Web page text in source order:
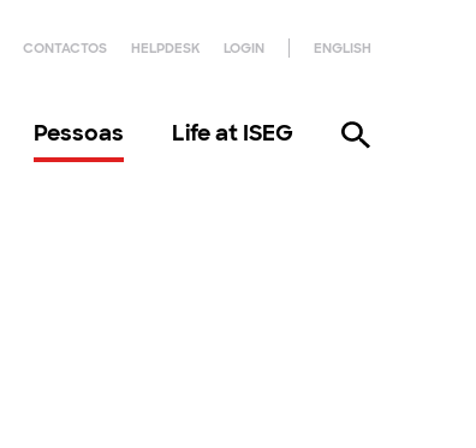
CONTACTOS HELPDESK LOGIN ENGLISH
Pessoas Life at ISEG